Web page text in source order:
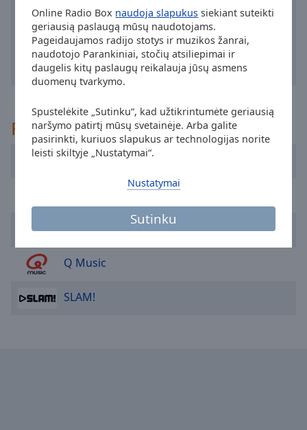
Online Radio Box naudoja slapukus siekiant suteikti
geriausią paslaugą mūsų naudotojams.
Pageidaujamos radijo stotys ir muzikos žanrai,
naudotojo Parankiniai, stočių atsiliepimai ir
daugelis kitų paslaugų reikalauja jūsų asmens
duomenų tvarkymo.
Spustelėkite „Sutinku“, kad užtikrintumėte geriausią
naršymo patirtį mūsų svetainėje. Arba galite
pasirinkti, kuriuos slapukus ar technologijas norite
leisti skiltyje „Nustatymai“.
Sutinku
Nustatymai
off,
selected
Picture-
Picture
Fullscreen
This
Beginning
dialog
window.
Rekomenduojama
Caribafm
Sky Radio
Q Music
SLAM!